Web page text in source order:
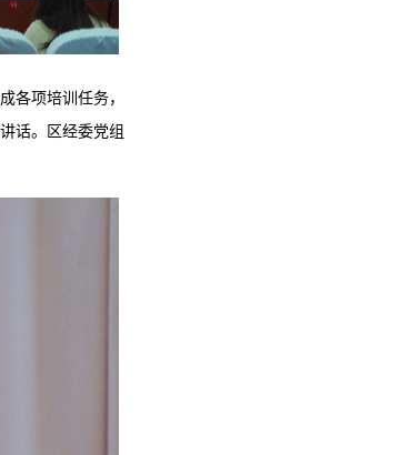
各项培训任务，
话。区经委党组